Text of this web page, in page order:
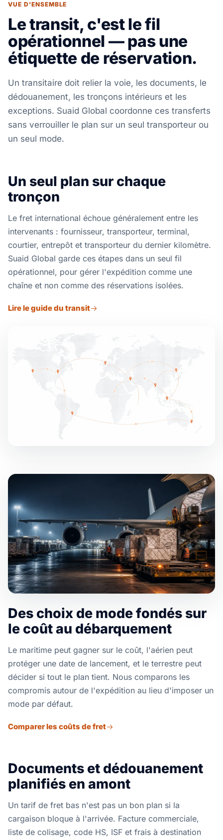
VUE D'ENSEMBLE
Le transit, c'est le fil
opérationnel — pas une
étiquette de réservation.
Un transitaire doit relier la voie, les documents, le
dédouanement, les tronçons intérieurs et les
exceptions. Suaid Global coordonne ces transferts
sans verrouiller le plan sur un seul transporteur ou
un seul mode.
Un seul plan sur chaque
tronçon
Le fret international échoue généralement entre les
intervenants : fournisseur, transporteur, terminal,
courtier, entrepôt et transporteur du dernier kilomètre.
Suaid Global garde ces étapes dans un seul fil
opérationnel, pour gérer l'expédition comme une
chaîne et non comme des réservations isolées.
Lire le guide du transit
Des choix de mode fondés sur
le coût au débarquement
Le maritime peut gagner sur le coût, l'aérien peut
protéger une date de lancement, et le terrestre peut
décider si tout le plan tient. Nous comparons les
compromis autour de l'expédition au lieu d'imposer un
mode par défaut.
Comparer les coûts de fret
Documents et dédouanement
planifiés en amont
Un tarif de fret bas n'est pas un bon plan si la
cargaison bloque à l'arrivée. Facture commerciale,
liste de colisage, code HS, ISF et frais à destination